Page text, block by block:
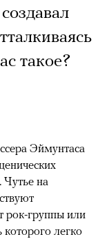
такое?
Эймунтаса
на
рок-группы или
легко